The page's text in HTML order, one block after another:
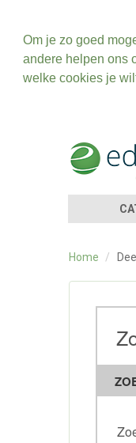
Om je zo goed
andere helpen ons
welke cookies je
Home /